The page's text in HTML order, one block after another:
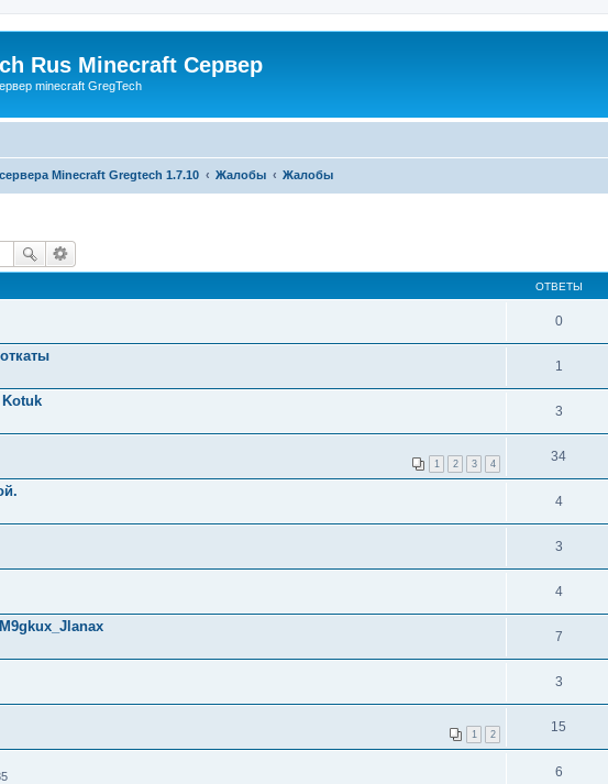
Rus Minecraft Сервер
minecraft GregTech
Minecraft Gregtech 1.7.10 Жалобы Жалобы
ОТВЕТЫ
0
1
3
1 2 3 4 34
4
3
4
7
3
1 2 15
6